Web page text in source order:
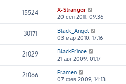
15524
X-Stranger
20 сен 2011, 09:36
30171
Black_Angel
03 мар 2010, 17:16
21029
BlackPr1nce
21 авг 2009, 01:17
21066
Pramen
07 фев 2009, 14:13